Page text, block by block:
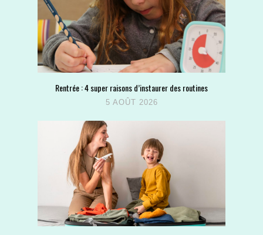
Rentrée : 4 super raisons d’instaurer des routines
5 AOÛT 2026